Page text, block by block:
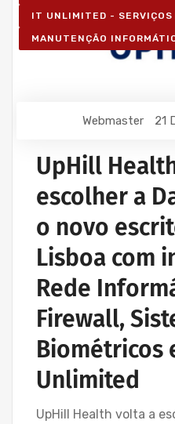
IT UNLIMITED - SERVIÇOS
MANUTENÇÃO
Webmaster 21
UpHill
escolher a
o novo
Lisboa com
Rede
Firewall,
Biométricos
Unlimited
UpHill Health volta a